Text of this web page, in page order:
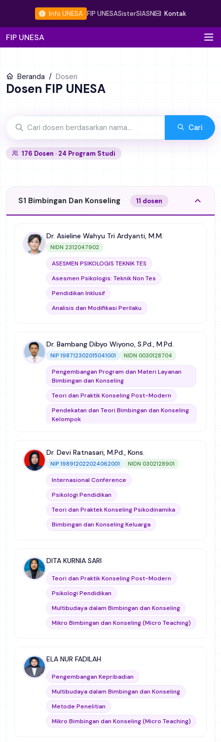
Info UNESA FIP UNESASisterSIASN Kontak
FIP UNESA
Beranda Dosen
Dosen FIP UNESA
Cari
176 Dosen · 24 Program Studi
S1 Bimbingan Dan Konseling 11 dosen
Dr. Asieline Wahyu Tri Ardyanti, M.M.
NIDN 2312047902
ASESMEN PSIKOLOGIS TEKNIK TES
Asesmen Psikologis: Teknik Non Tes
Pendidikan Inklusif
Analisis dan Modifikasi Perilaku
Problematik Anak dan Remaja
Pengembangan Alat Ukur
Mikro Bimbingan dan Konseling (Micro Teaching)
Kewirausahaan
Andragogi dan Hetaugogi
Dr. Bambang Dibyo Wiyono, S.Pd., M.Pd.
NIP 198712302015041001 NIDN 0030128704
Pengembangan Program dan Materi Layanan
Bimbingan dan Konseling
Teori dan Praktik Konseling Post-Modern
Pendekatan dan Teori Bimbingan dan Konseling
Kelompok
Mikro Bimbingan dan Konseling (Micro Teaching)
Teknologi Informasi dan Media Bimbingan dan
Konseling
Manajemen Bimbingan dan Konseling
Profesi Bimbingan dan Konseling
Evaluasi & Supervisi Bimbingan dan Konseling
Manajemen dan Supervisi Bimbingan dan
Konseling
Kajian Bimbingan dan Konseling Resolusi Konflik
Dr. Devi Ratnasari, M.Pd., Kons.
NIP 198912022024062001 NIDN 0302128901
Internasional Conference
Psikologi Pendidikan
Teori dan Praktek Konseling Psikodinamika
Bimbingan dan Konseling Keluarga
Teori dan Praktik Konseling Humanistik
Mikro Bimbingan dan Konseling (Micro Teaching)
Bimbingan dan Konseling Sekolah Dasar
Dinamika Kelompok
Statistik
Manajemen dan Supervisi Bimbingan dan
Konseling
Analisis Data Kualitatif
National Conference
kurikulum sekolah
DITA KURNIA SARI
Teori dan Praktik Konseling Post-Modern
Psikologi Pendidikan
Multibudaya dalam Bimbingan dan Konseling
Mikro Bimbingan dan Konseling (Micro Teaching)
Andragogi dan Hetaugogi
Profesi Bimbingan dan Konseling
ELA NUR FADILAH
Pengembangan Kepribadian
Multibudaya dalam Bimbingan dan Konseling
Metode Penelitian
Mikro Bimbingan dan Konseling (Micro Teaching)